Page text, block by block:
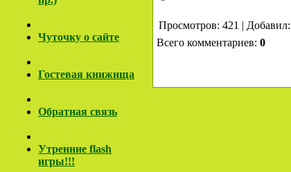
Чуточку о сайте
Гостевая книжища
Обратная связь
Утренние flash
игры!!!
Просмотров: 421 | Добавил:
Всего комментариев: 0